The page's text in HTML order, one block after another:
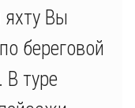
яхту Вы
береговой
туре